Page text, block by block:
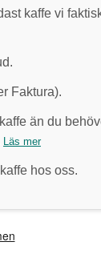
kaffe vi
Faktura).
än du
Läs mer
hos oss.